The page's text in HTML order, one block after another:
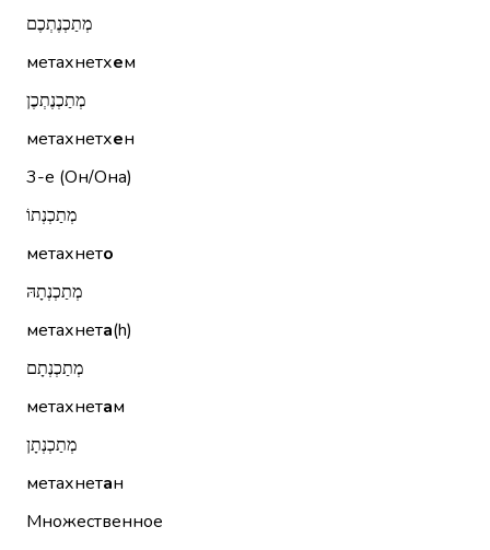
מְתַכְנֶתְכֶם
метахнетхем
מְתַכְנֶתְכֶן
метахнетхен
3-е (Он/Она)
מְתַכְנְתוֹ
метахнето
מְתַכְנְתָהּ
метахнета(h)
מְתַכְנְתָם
метахнетам
מְתַכְנְתָן
метахнетан
Множественное